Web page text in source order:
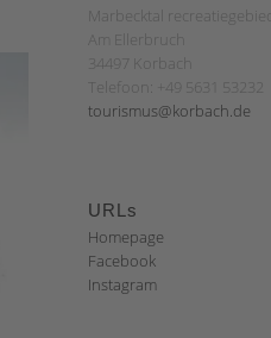
Marbecktal recreatiegebied
Am Ellerbruch
34497 Korbach
Telefoon: +49 5631 53232
tourismus@korbach.de
URLs
Homepage
Facebook
Instagram